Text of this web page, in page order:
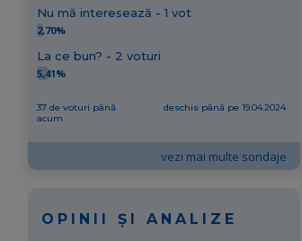
Nu mă interesează - 1 vot
2,70%
La ce bun? - 2 voturi
5,41%
37 de voturi până
acum
deschis până pe 19.04.2024
vezi mai multe sondaje
OPINII ȘI ANALIZE